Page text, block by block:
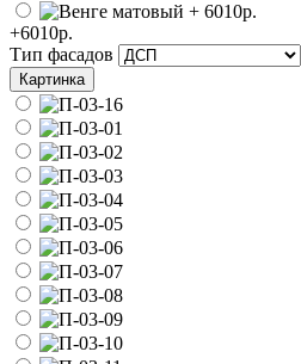
+6010р.
Тип фасадов
Картинка